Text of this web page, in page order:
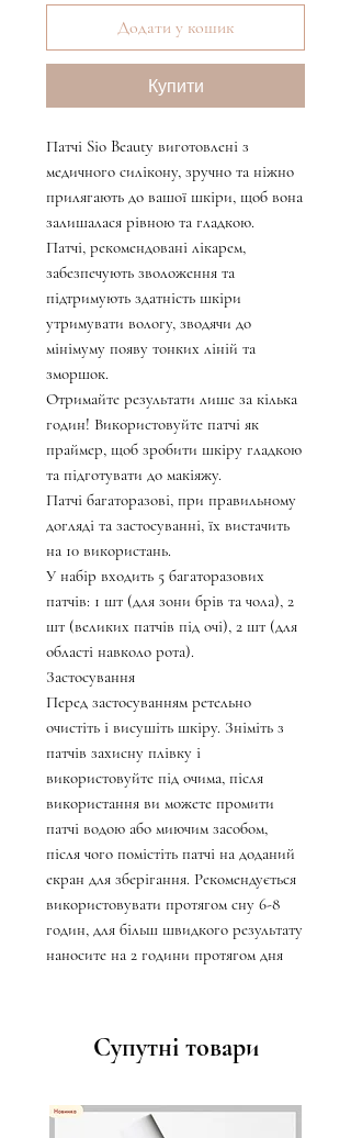
Додати у кошик
Купити
Патчі Sio Beauty виготовлені з
медичного силікону, зручно та ніжно
прилягають до вашої шкіри, щоб вона
залишалася рівною та гладкою.
Патчі, рекомендовані лікарем,
забезпечують зволоження та
підтримують здатність шкіри
утримувати вологу, зводячи до
мінімуму появу тонких ліній та
зморшок.
Отримайте результати лише за кілька
годин! Використовуйте патчі як
праймер, щоб зробити шкіру гладкою
та підготувати до макіяжу.
Патчі багаторазові, при правильному
догляді та застосуванні, їх вистачить
на 10 використань.
У набір входить 5 багаторазових
патчів: 1 шт (для зони брів та чола), 2
шт (великих патчів під очі), 2 шт (для
області навколо рота).
Застосування
Перед застосуванням ретельно
очистіть і висушіть шкіру. Зніміть з
патчів захисну плівку і
використовуйте під очима, після
використання ви можете промити
патчі водою або миючим засобом,
після чого помістіть патчі на доданий
екран для зберігання. Рекомендується
використовувати протягом сну 6-8
годин, для більш швидкого результату
наносите на 2 години протягом дня
Супутні товари